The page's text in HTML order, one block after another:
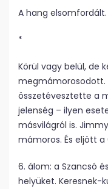
A hang elsomfordált.
*
Körül vagy belül, de
megmámorosodott.
összetévesztette a
jelenség – ilyen
másvilágról is.
mámoros. És eljött a
6. álom: a Szancsó
helyüket. Keresnek-